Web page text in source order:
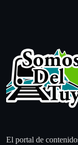
El portal de